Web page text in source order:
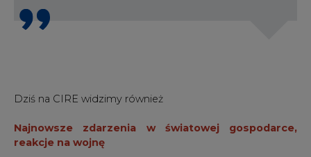
Dziś na CIRE widzimy również
Najnowsze zdarzenia w światowej gospodarce,
reakcje na wojnę